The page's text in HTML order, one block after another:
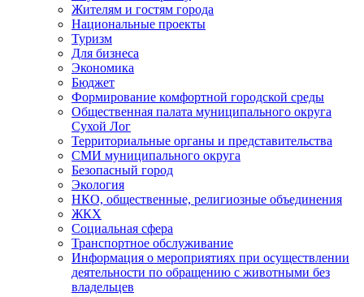
Жителям и гостям города
Национальные проекты
Туризм
Для бизнеса
Экономика
Бюджет
Формирование комфортной городской среды
Общественная палата муниципального округа
Сухой Лог
Территориальные органы и представительства
СМИ муниципального округа
Безопасный город
Экология
НКО, общественные, религиозные объединения
ЖКХ
Социальная сфера
Транспортное обслуживание
Информация о мероприятиях при осуществлении
деятельности по обращению с животными без
владельцев